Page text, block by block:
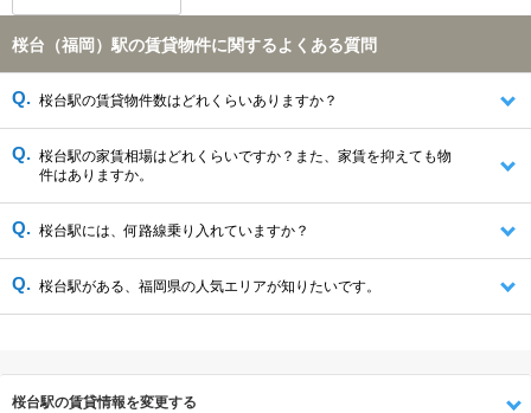
桜台（福岡）駅の賃貸物件に関するよくある質問
桜台駅の賃貸物件数はどれくらいありますか？
桜台駅の家賃相場はどれくらいですか？また、家賃を抑えても物
件はありますか。
桜台駅には、何路線乗り入れていますか？
桜台駅がある、福岡県の人気エリアが知りたいです。
桜台駅の賃貸情報を変更する